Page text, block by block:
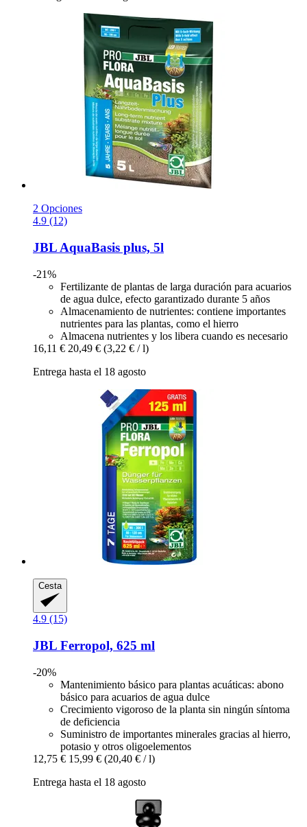
2 Opciones
4.9 (12)
JBL AquaBasis plus, 5l
-21%
Fertilizante de plantas de larga duración para acuarios
de agua dulce, efecto garantizado durante 5 años
Almacenamiento de nutrientes: contiene importantes
nutrientes para las plantas, como el hierro
Almacena nutrientes y los libera cuando es necesario
16,11 € 20,49 € (3,22 € / l)
Entrega hasta el 18 agosto
Cesta
4.9 (15)
JBL Ferropol, 625 ml
-20%
Mantenimiento básico para plantas acuáticas: abono
básico para acuarios de agua dulce
Crecimiento vigoroso de la planta sin ningún síntoma
de deficiencia
Suministro de importantes minerales gracias al hierro,
potasio y otros oligoelementos
12,75 € 15,99 € (20,40 € / l)
Entrega hasta el 18 agosto